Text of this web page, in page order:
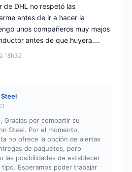
18h32
de DHL no respetó las
antes de ir a hacer la
unos compañeros muy majos
antes de que huyera....
Gracias por compartir su
Steel. Por el momento,
no ofrece la opción de alertas
de paquetes, pero
las posibilidades de establecer
Esperamos poder trabajar